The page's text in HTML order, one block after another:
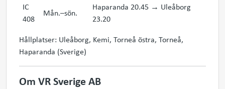
IC
408
Mån.–sön.
Haparanda 20.45 → Uleåborg
23.20
Hållplatser: Uleåborg, Kemi, Torneå östra, Torneå,
Haparanda (Sverige)
Om VR Sverige AB